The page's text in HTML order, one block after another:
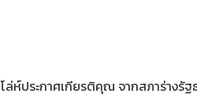
โล่ห์ประกาศเกียรติคุณ จากสภาร่างรั